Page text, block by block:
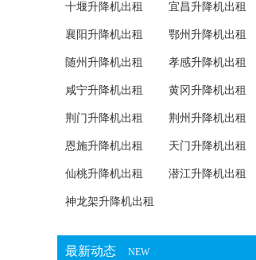
十堰升降机出租 宜昌升降机出租
襄阳升降机出租 鄂州升降机出租
随州升降机出租 孝感升降机出租
咸宁升降机出租 黄冈升降机出租
荆门升降机出租 荆州升降机出租
恩施升降机出租 天门升降机出租
仙桃升降机出租 潜江升降机出租
神龙架升降机出租
最新动态 NEW